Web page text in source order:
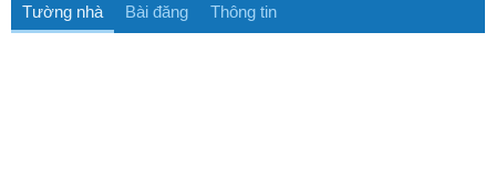
Tường nhà Bài đăng Thông tin